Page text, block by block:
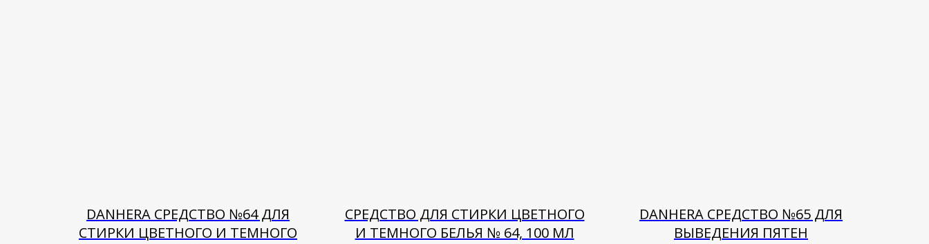
DANHERA СРЕДСТВО №64 ДЛЯ
СТИРКИ ЦВЕТНОГО И ТЕМНОГО
СРЕДСТВО ДЛЯ СТИРКИ ЦВЕТНОГО
И ТЕМНОГО БЕЛЬЯ № 64, 100 МЛ
DANHERA СРЕДСТВО №65 ДЛЯ
ВЫВЕДЕНИЯ ПЯТЕН